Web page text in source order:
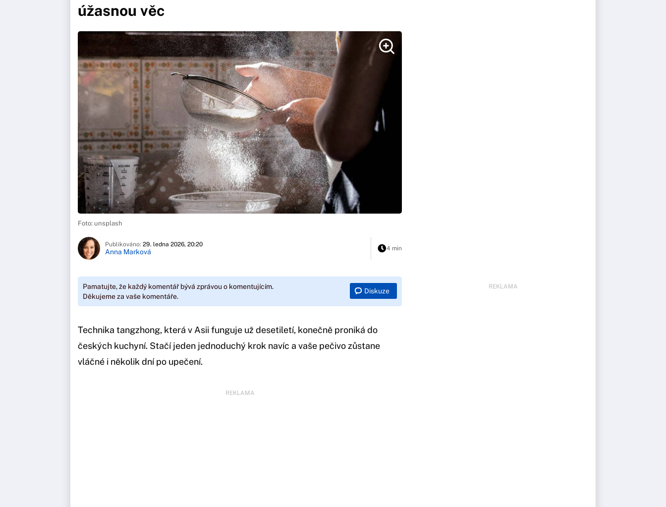
úžasnou věc
Foto: unsplash
Publikováno: 29. ledna 2026, 20:20
Anna Marková 4 min
Pamatujte, že každý komentář bývá zprávou o komentujícím.
Děkujeme za vaše komentáře.
Diskuze
Technika tangzhong, která v Asii funguje už desetiletí, konečně proniká do
českých kuchyní. Stačí jeden jednoduchý krok navíc a vaše pečivo zůstane
vláčné i několik dní po upečení.
REKLAMA
REKLAMA